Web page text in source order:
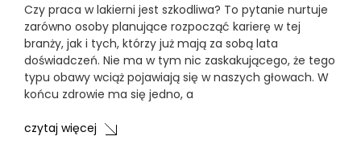
Czy praca w lakierni jest szkodliwa? To pytanie nurtuje
zarówno osoby planujące rozpocząć karierę w tej
branży, jak i tych, którzy już mają za sobą lata
doświadczeń. Nie ma w tym nic zaskakującego, że tego
typu obawy wciąż pojawiają się w naszych głowach. W
końcu zdrowie ma się jedno, a
czytaj więcej